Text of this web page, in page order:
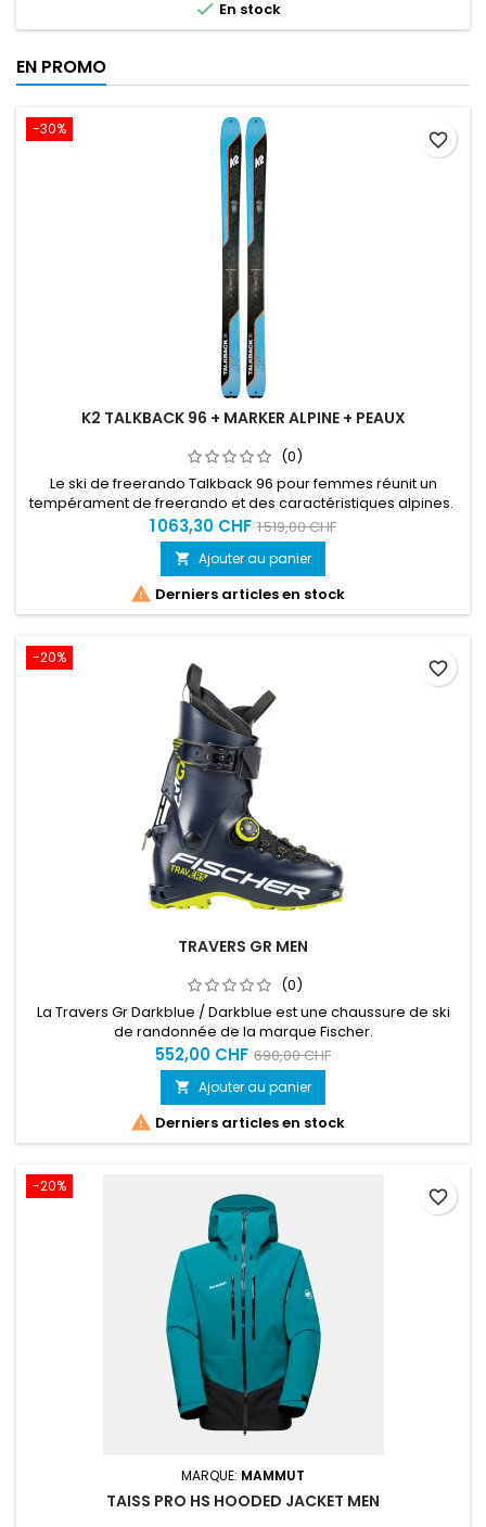
 En stock
EN PROMO
-30%
K2 TALKBACK 96 + MARKER ALPINE + PEAUX
(0)
Le ski de freerando Talkback 96 pour femmes réunit un
tempérament de freerando et des caractéristiques alpines.
1 063,30 CHF 1 519,00 CHF
 Ajouter au panier
 Derniers articles en stock
favorite_border
-20%
TRAVERS GR MEN
(0)
La Travers Gr Darkblue / Darkblue est une chaussure de ski
de randonnée de la marque Fischer.
552,00 CHF 690,00 CHF
 Ajouter au panier
 Derniers articles en stock
favorite_border
-20%
MARQUE: MAMMUT
TAISS PRO HS HOODED JACKET MEN
favorite_border